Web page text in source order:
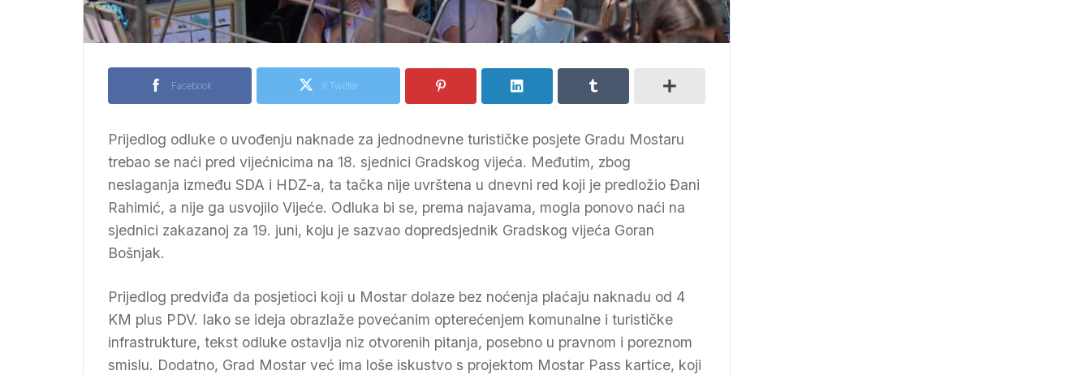
Facebook X Twitter
Prijedlog odluke o uvođenju naknade za jednodnevne turističke posjete Gradu Mostaru
trebao se naći pred vijećnicima na 18. sjednici Gradskog vijeća. Međutim, zbog
neslaganja između SDA i HDZ-a, ta tačka nije uvrštena u dnevni red koji je predložio Đani
Rahimić, a nije ga usvojilo Vijeće. Odluka bi se, prema najavama, mogla ponovo naći na
sjednici zakazanoj za 19. juni, koju je sazvao dopredsjednik Gradskog vijeća Goran
Bošnjak.
Prijedlog predviđa da posjetioci koji u Mostar dolaze bez noćenja plaćaju naknadu od 4
KM plus PDV. Iako se ideja obrazlaže povećanim opterećenjem komunalne i turističke
infrastrukture, tekst odluke ostavlja niz otvorenih pitanja, posebno u pravnom i poreznom
smislu. Dodatno, Grad Mostar već ima loše iskustvo s projektom Mostar Pass kartice, koji